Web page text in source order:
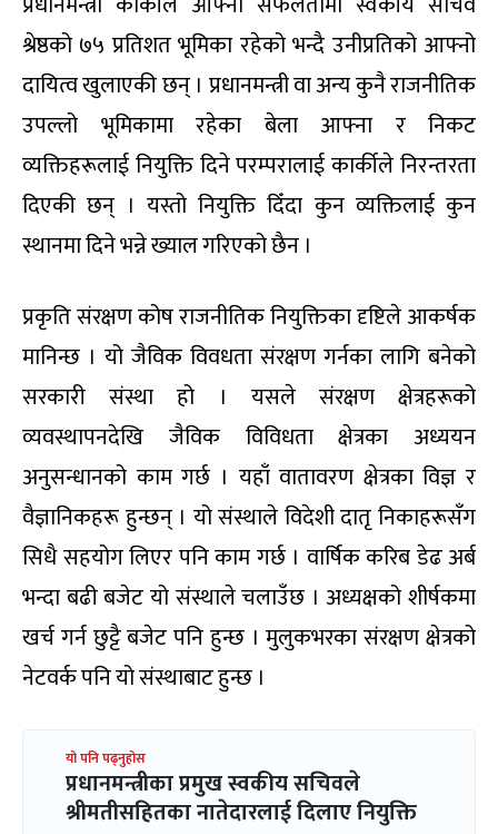
श्रेष्ठको ७५ प्रतिशत भूमिका रहेको भन्दै उनीप्रतिको आफ्नो
दायित्व खुलाएकी छन् । प्रधानमन्त्री वा अन्य कुनै राजनीतिक
उपल्लो भूमिकामा रहेका बेला आफ्ना र निकट
व्यक्तिहरूलाई नियुक्ति दिने परम्परालाई कार्कीले निरन्तरता
दिएकी छन् । यस्तो नियुक्ति दिँदा कुन व्यक्तिलाई कुन
स्थानमा दिने भन्ने ख्याल गरिएको छैन ।
प्रकृति संरक्षण कोष राजनीतिक नियुक्तिका दृष्टिले आकर्षक
मानिन्छ । यो जैविक विवधता संरक्षण गर्नका लागि बनेको
सरकारी संस्था हो । यसले संरक्षण क्षेत्रहरूको
व्यवस्थापनदेखि जैविक विविधता क्षेत्रका अध्ययन
अनुसन्धानको काम गर्छ । यहाँ वातावरण क्षेत्रका विज्ञ र
वैज्ञानिकहरू हुन्छन् । यो संस्थाले विदेशी दातृ निकाहरूसँग
सिधै सहयोग लिएर पनि काम गर्छ । वार्षिक करिब डेढ अर्ब
भन्दा बढी बजेट यो संस्थाले चलाउँछ । अध्यक्षको शीर्षकमा
खर्च गर्न छुट्टै बजेट पनि हुन्छ । मुलुकभरका संरक्षण क्षेत्रको
नेटवर्क पनि यो संस्थाबाट हुन्छ ।
यो पनि पढ्नुहोस
प्रधानमन्त्रीका प्रमुख स्वकीय सचिवले
श्रीमतीसहितका नातेदारलाई दिलाए नियुक्ति